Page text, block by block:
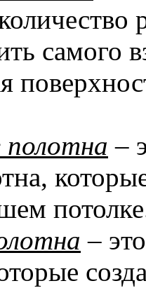
самого
–
–